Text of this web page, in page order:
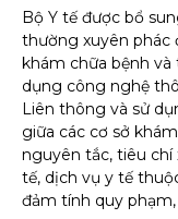
Bộ Y tế được bổ
thường xuyên phác
khám chữa bệnh và
dụng công nghệ
Liên thông và sử
giữa các cơ sở
nguyên tắc, tiêu
tế, dịch vụ y tế
đảm tính quy